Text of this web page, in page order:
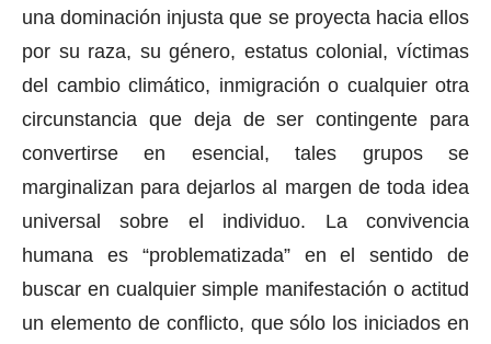
una dominación injusta que se proyecta hacia ellos
por su raza, su género, estatus colonial, víctimas
del cambio climático, inmigración o cualquier otra
circunstancia que deja de ser contingente para
convertirse en esencial, tales grupos se
marginalizan para dejarlos al margen de toda idea
universal sobre el individuo. La convivencia
humana es “problematizada” en el sentido de
buscar en cualquier simple manifestación o actitud
un elemento de conflicto, que sólo los iniciados en